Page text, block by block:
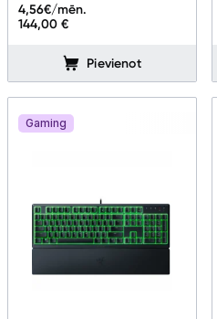
144,00 €
4,56€/mēn.
Pievienot
Gaming